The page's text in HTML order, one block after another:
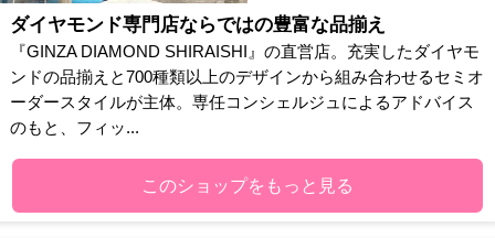
ダイヤモンド専門店ならではの豊富な品揃え
『GINZA DIAMOND SHIRAISHI』の直営店。充実したダイヤモ
ンドの品揃えと700種類以上のデザインから組み合わせるセミオ
ーダースタイルが主体。専任コンシェルジュによるアドバイス
のもと、フィッ...
このショップをもっと見る